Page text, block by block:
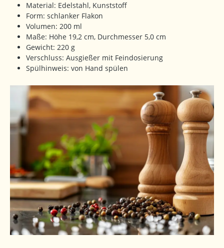
Material: Edelstahl, Kunststoff
Form: schlanker Flakon
Volumen: 200 ml
Maße: Höhe 19,2 cm, Durchmesser 5,0 cm
Gewicht: 220 g
Verschluss: Ausgießer mit Feindosierung
Spülhinweis: von Hand spülen